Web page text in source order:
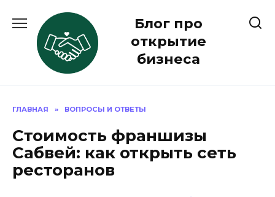
содержанию
Блог про
открытие
бизнеса
ГЛАВНАЯ » ВОПРОСЫ И ОТВЕТЫ
Стоимость франшизы
Сабвей: как открыть сеть
ресторанов